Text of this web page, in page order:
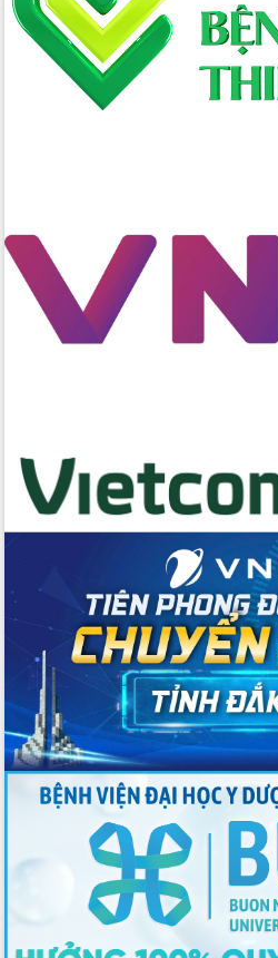
Hòn Yến phát triển du lịch gắn với bảo
tồn biển
Lấy ý kiến điều chỉnh Quy hoạch tỉnh
Đắk Lắk thời kỳ 2021-2030, tầm nhìn
đến năm 2050
kinh tế từ 10% trở lên trong Quý
II/2026
Đắk Lắk ký kết thỏa thuận hợp tác về
chuyển đổi số giai đoạn 2026 – 2030
với Tập đoàn Bưu chính Viễn thông
Việt Nam
du khách thông qua Hệ thống cơ sở dữ
liệu và Bản đồ số
trong thương mại điện tử năm 2026
Đoàn đại biểu Quốc hội tỉnh Đắk Lắk
trao đổi thông tin trước Kỳ họp thứ
nhất, Quốc hội khóa XVI
Quyết liệt cải cách hành chính, khơi
thông nguồn lực phát triển
Nâng cao hiệu lực, hiệu quả HĐND
tỉnh thông qua hiện đại hóa hành chính
Xã Ea Phê gắn cải cách hành chính với
chuyển đổi số
Phó Chủ tịch Thường trực UBND tỉnh
Hồ Thị Nguyên Thảo làm việc tại Trung
tâm Phục vụ hành chính công xã Ea
Phê
Xây dựng nền hành chính số đồng
hành cùng nông dân dân, doanh nghiệp
Giai đoạn 2026-2030, Đắk Lắk phấn